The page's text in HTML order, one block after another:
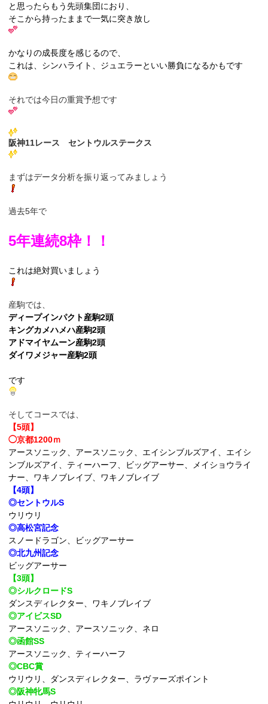
と思ったらもう先頭集団におり、
そこから持ったままで一気に突き放し
かなりの成長度を感じるので、
これは、シンハライト、ジュエラーといい勝負になるかもです
それでは今日の重賞予想です
阪神11レース セントウルステークス
まずはデータ分析を振り返ってみましょう
過去5年で
5年連続8枠！！
これは絶対買いましょう
産駒では、
ディープインパクト産駒2頭
キングカメハメハ産駒2頭
アドマイヤムーン産駒2頭
ダイワメジャー産駒2頭
です
そしてコースでは、
【5頭】
◯京都1200ｍ
アースソニック、アースソニック、エイシンブルズアイ、エイシ
ンブルズアイ、ティーハーフ、ビッグアーサー、メイショウライ
ナー、ワキノブレイブ、ワキノブレイブ
【4頭】
◎セントウルS
ウリウリ
◎高松宮記念
スノードラゴン、ビッグアーサー
◎北九州記念
ビッグアーサー
【3頭】
◎シルクロードS
ダンスディレクター、ワキノブレイブ
◎アイビスSD
アースソニック、アースソニック、ネロ
◎函館SS
アースソニック、ティーハーフ
◎CBC賞
ウリウリ、ダンスディレクター、ラヴァーズポイント
◎阪神牝馬S